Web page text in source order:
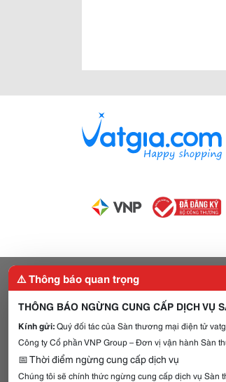
⚠️ Thông báo quan trọng
THÔNG BÁO NGỪNG CUNG CẤP DỊCH VỤ
Kính gửi:Quý đối tác của Sàn thương mại điện tử
Công ty Cổ phần VNP Group – Đơn vị vận hành Sàn
📅 Thời điểm ngừng cung cấp dịch vụ
Chúng tôi sẽ chính thức ngừng cung cấp dịch vụ Sàn